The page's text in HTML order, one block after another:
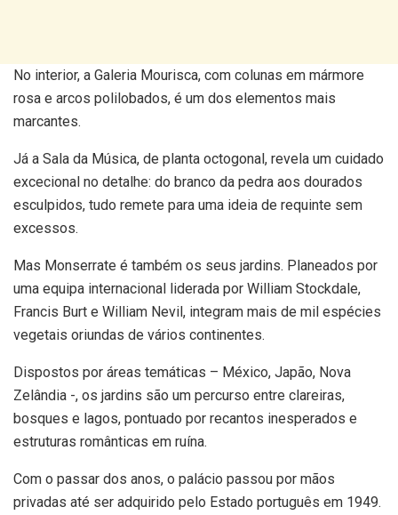
No interior, a Galeria Mourisca, com colunas em mármore
rosa e arcos polilobados, é um dos elementos mais
marcantes.
Já a Sala da Música, de planta octogonal, revela um cuidado
excecional no detalhe: do branco da pedra aos dourados
esculpidos, tudo remete para uma ideia de requinte sem
excessos.
Mas Monserrate é também os seus jardins. Planeados por
uma equipa internacional liderada por William Stockdale,
Francis Burt e William Nevil, integram mais de mil espécies
vegetais oriundas de vários continentes.
Dispostos por áreas temáticas – México, Japão, Nova
Zelândia -, os jardins são um percurso entre clareiras,
bosques e lagos, pontuado por recantos inesperados e
estruturas românticas em ruína.
Com o passar dos anos, o palácio passou por mãos
privadas até ser adquirido pelo Estado português em 1949.